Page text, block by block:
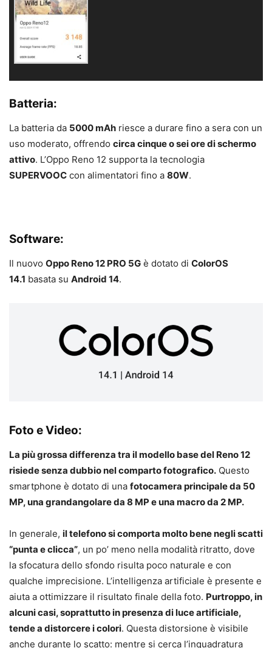
Batteria:
La batteria da 5000 mAh riesce a durare fino a sera con un
uso moderato, offrendo circa cinque o sei ore di schermo
attivo. L’Oppo Reno 12 supporta la tecnologia
SUPERVOOC con alimentatori fino a 80W.
Software:
Il nuovo Oppo Reno 12 PRO 5G è dotato di ColorOS
14.1 basata su Android 14.
Foto e Video:
La più grossa differenza tra il modello base del Reno 12
risiede senza dubbio nel comparto fotografico. Questo
smartphone è dotato di una fotocamera principale da 50
MP, una grandangolare da 8 MP e una macro da 2 MP.
In generale, il telefono si comporta molto bene negli scatti
“punta e clicca”, un po’ meno nella modalità ritratto, dove
la sfocatura dello sfondo risulta poco naturale e con
qualche imprecisione. L’intelligenza artificiale è presente e
aiuta a ottimizzare il risultato finale della foto. Purtroppo, in
alcuni casi, soprattutto in presenza di luce artificiale,
tende a distorcere i colori. Questa distorsione è visibile
anche durante lo scatto: mentre si cerca l’inquadratura